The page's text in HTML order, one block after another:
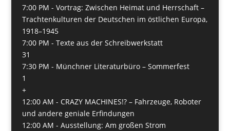
7:00 PM - Vortrag: Zwischen Heimat und Herrschaft –
Trachtenkulturen der Deutschen im östlichen Europa,
1918–1945
7:00 PM - Texte aus der Schreibwerkstatt
31
7:30 PM - Münchner Literaturbüro – Sommerfest
1
+
12:00 AM - CRAZY MACHINES!? – Fahrzeuge, Roboter
und andere geniale Erfindungen
12:00 AM - Ausstellung: Am großen Strom